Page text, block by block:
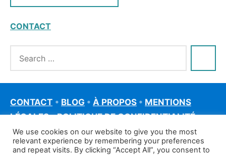
CONTACT
CONTACT • BLOG • À PROPOS • MENTIONS
LÉGALES•POLITIQUE DE CONFIDENTIALITÉ
We use cookies on our website to give you the most
relevant experience by remembering your preferences
and repeat visits. By clicking “Accept All”, you consent to